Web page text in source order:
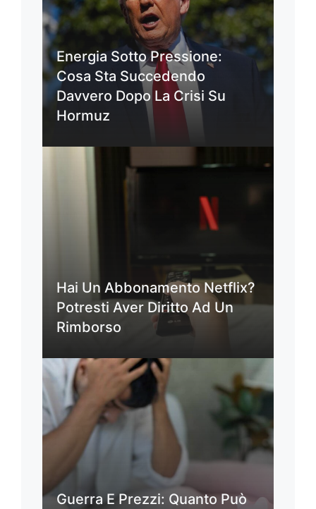
Energia Sotto Pressione:
Cosa Sta Succedendo
Davvero Dopo La Crisi Su
Hormuz
Hai Un Abbonamento Netflix?
Potresti Aver Diritto Ad Un
Rimborso
Guerra E Prezzi: Quanto Può